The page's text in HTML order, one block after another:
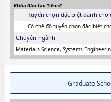
Khóa đào tạo Tiến sĩ
Tuyển chọn đặc biệt dành cho
Có chế độ tuyển chọn đăc biệt
Chuyên ngành
Materials Science, Systems
Graduate